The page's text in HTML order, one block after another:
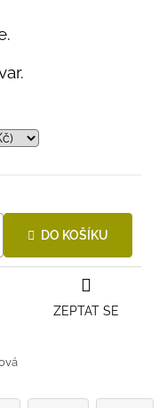
DO KOŠÍKU
ZEPTAT SE